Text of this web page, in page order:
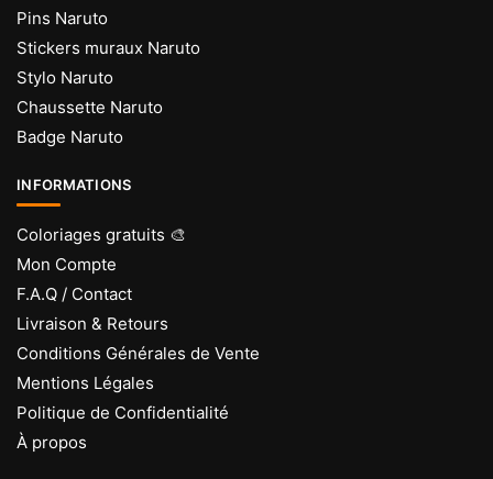
Pins Naruto
Stickers muraux Naruto
Stylo Naruto
Chaussette Naruto
Badge Naruto
INFORMATIONS
Coloriages gratuits 🎨
Mon Compte
F.A.Q / Contact
Livraison & Retours
Conditions Générales de Vente
Mentions Légales
Politique de Confidentialité
À propos